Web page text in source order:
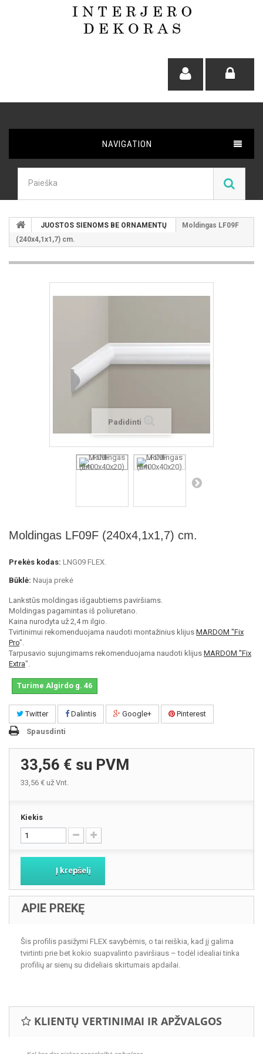
NAVIGATION
JUOSTOS SIENOMS BE ORNAMENTŲ
Moldingas LF09F
(240x4,1x1,7) cm.
Padidinti
Moldingas LF09F (240x4,1x1,7) cm.
Prekės kodas: LNG09 FLEX.
Būklė: Nauja prekė
Lankstūs moldingas išgaubtiems paviršiams.
Moldingas pagamintas iš poliuretano.
Kaina nurodyta už 2,4 m ilgio.
Tvirtinimui rekomenduojama naudoti montažinius klijus MARDOM "Fix
Pro".
Tarpusavio sujungimams rekomenduojama naudoti klijus MARDOM "Fix
Extra".
Turime Algirdo g. 46
Twitter Dalintis Google+
Pinterest
Spausdinti
33,56 € su PVM
33,56 € už Vnt.
Kiekis
Į krepšelį
APIE PREKĘ
Šis profilis pasižymi FLEX savybėmis, o tai reiškia, kad jį galima
tvirtinti prie bet kokio suapvalinto paviršiaus – todėl idealiai tinka
profilių ar sienų su dideliais skirtumais apdailai.
KLIENTŲ VERTINIMAI IR APŽVALGOS